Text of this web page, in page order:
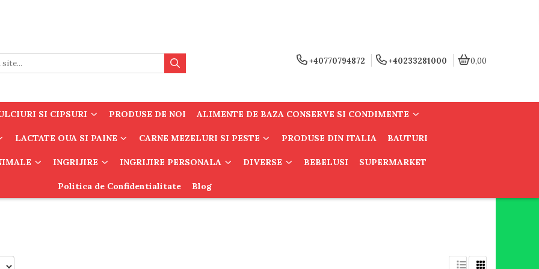
+40770794872 +40233281000 0,00
SI CIPSURI PRODUSE DE NOI ALIMENTE DE BAZA CONSERVE SI CONDIMENTE
LACTATE OUA SI PAINE CARNE MEZELURI SI PESTE PRODUSE DIN ITALIA BAUTURI
INGRIJIRE INGRIJIRE PERSONALA DIVERSE BEBELUSI SUPERMARKET
Politica de Confidentialitate Blog